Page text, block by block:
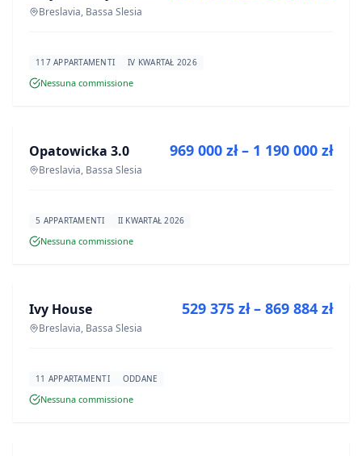
Breslavia, Bassa Slesia
117 APPARTAMENTI IV KWARTAŁ 2026
Nessuna commissione
PROGETTO
Opatowicka 3.0
Breslavia, Bassa Slesia
969 000 zł – 1 190 000 zł
5 APPARTAMENTI II KWARTAŁ 2026
Nessuna commissione
PROGETTO
Ivy House
Breslavia, Bassa Slesia
529 375 zł – 869 884 zł
11 APPARTAMENTI ODDANE
Nessuna commissione